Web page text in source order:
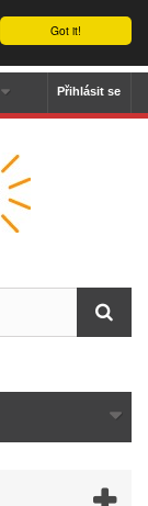
Got it!
Přihlásit se